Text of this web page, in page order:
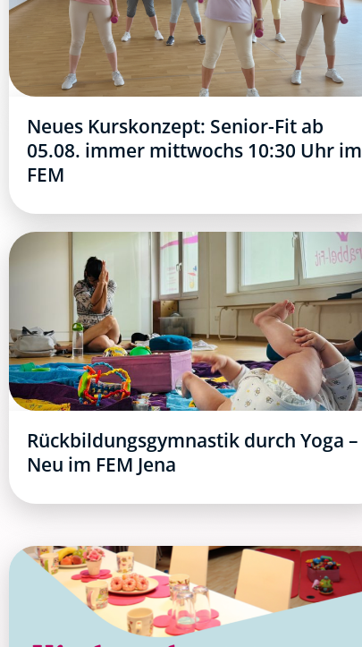
Neues Kurskonzept: Senior-Fit ab
05.08. immer mittwochs 10:30 Uhr im
FEM
Rückbildungsgymnastik durch Yoga –
Neu im FEM Jena